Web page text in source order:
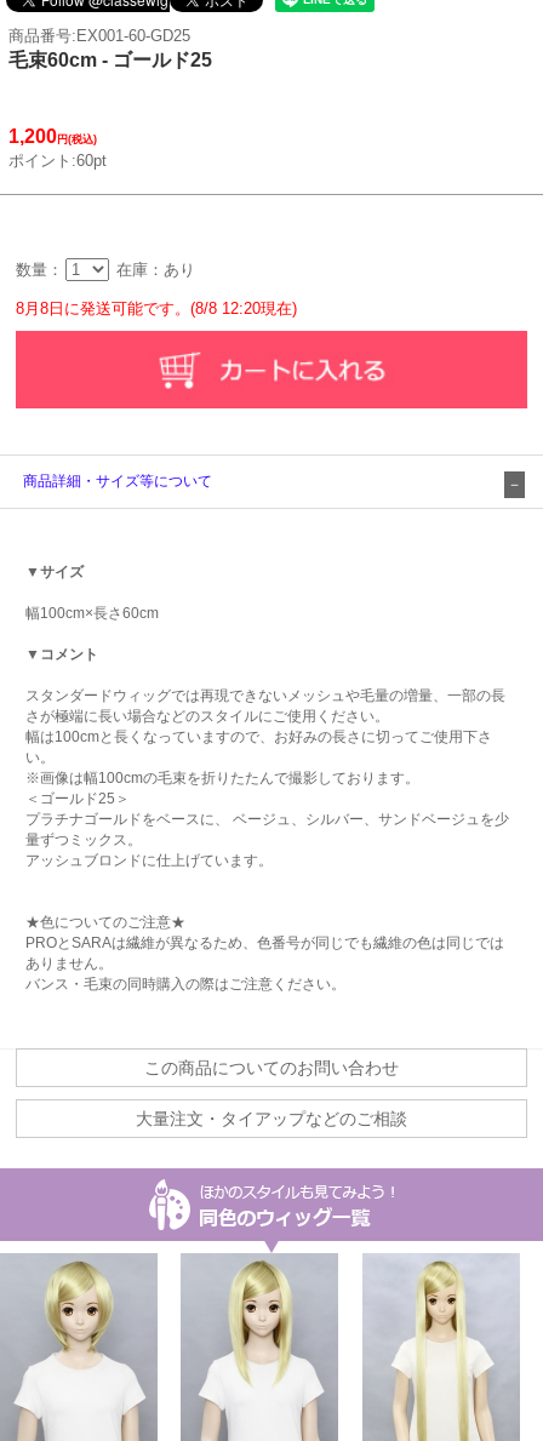
商品番号:EX001-60-GD25
毛束60cm - ゴールド25
1,200円(税込)
ポイント:60pt
数量： 在庫：あり
8月8日に発送可能です。(8/8 12:20現在)
商品詳細・サイズ等について
▼サイズ
幅100cm×長さ60cm
▼コメント
スタンダードウィッグでは再現できないメッシュや毛量の増量、一部の長
さが極端に長い場合などのスタイルにご使用ください。
幅は100cmと長くなっていますので、お好みの長さに切ってご使用下さ
い。
※画像は幅100cmの毛束を折りたたんで撮影しております。
＜ゴールド25＞
プラチナゴールドをベースに、 ベージュ、シルバー、サンドベージュを少
量ずつミックス。
アッシュブロンドに仕上げています。
★色についてのご注意★
PROとSARAは繊維が異なるため、色番号が同じでも繊維の色は同じでは
ありません。
バンス・毛束の同時購入の際はご注意ください。
この商品についてのお問い合わせ
大量注文・タイアップなどのご相談